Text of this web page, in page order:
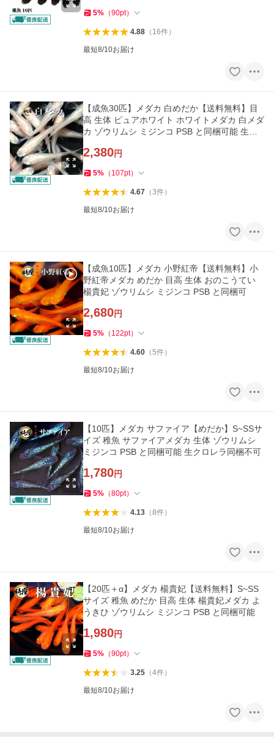
5% （90pt）
4.88（ 16件）
最短8/10お届け
【成魚30匹】メダカ 白めだか【送料無料】目
高 生体 ピュアホワイト ホワイトメダカ 白メダ
カ ゾウリムシ ミジンコ PSB と同梱可能 生ク
2,380円
5% （ 107pt）
4.67（3件）
最短8/10お届け
【成魚10匹】メダカ 小野紅帝【送料無料】小
野紅帝メダカ めだか 目高 生体 おのこうてい
楊貴妃 ゾウリムシ ミジンコ PSB と同梱可
2,680円
5% （ 122pt）
4.60（5件）
最短8/10お届け
【10匹】メダカ サファイア【めだか】S~SSサ
イズ 稚魚 サファイアメダカ 生体 ゾウリムシ
ミジンコ PSB と同梱可能 生クロレラ同梱不可
1,780円
5% （80pt）
4.13（8件）
最短8/10お届け
【20匹＋α】メダカ 楊貴妃【送料無料】S~SS
サイズ 稚魚 めだか 目高 生体 楊貴妃メダカ よ
うきひ ゾウリムシ ミジンコ PSB と同梱可能
1,980円
5% （90pt）
3.25（4件）
最短8/10お届け